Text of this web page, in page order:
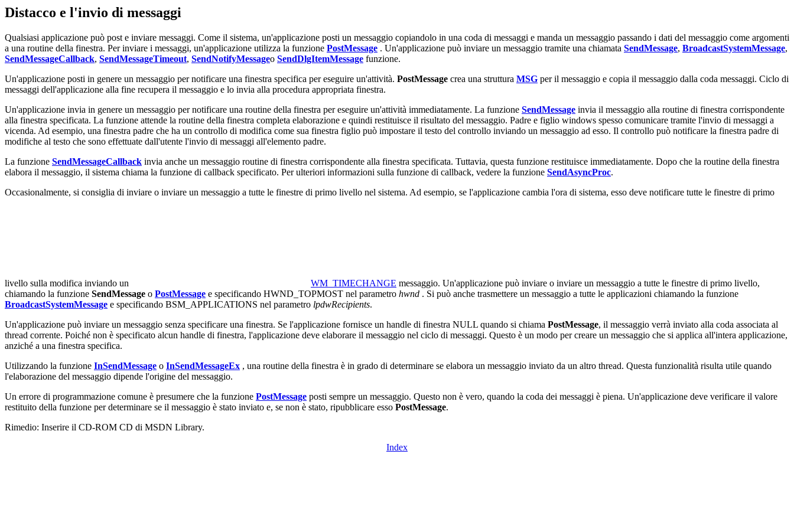
Distacco e l'invio di messaggi
Qualsiasi applicazione può post e inviare messaggi. Come il sistema, un'applicazione posti un messaggio copiandolo in una coda di messaggi e manda un messaggio passando i dati del messaggio come argomenti
a una routine della finestra. Per inviare i messaggi, un'applicazione utilizza la funzione PostMessage . Un'applicazione può inviare un messaggio tramite una chiamata SendMessage, BroadcastSystemMessage,
SendMessageCallback, SendMessageTimeout, SendNotifyMessageo SendDlgItemMessage funzione.
Un'applicazione posti in genere un messaggio per notificare una finestra specifica per eseguire un'attività. PostMessage crea una struttura MSG per il messaggio e copia il messaggio dalla coda messaggi. Ciclo di
messaggi dell'applicazione alla fine recupera il messaggio e lo invia alla procedura appropriata finestra.
Un'applicazione invia in genere un messaggio per notificare una routine della finestra per eseguire un'attività immediatamente. La funzione SendMessage invia il messaggio alla routine di finestra corrispondente
alla finestra specificata. La funzione attende la routine della finestra completa elaborazione e quindi restituisce il risultato del messaggio. Padre e figlio windows spesso comunicare tramite l'invio di messaggi a
vicenda. Ad esempio, una finestra padre che ha un controllo di modifica come sua finestra figlio può impostare il testo del controllo inviando un messaggio ad esso. Il controllo può notificare la finestra padre di
modifiche al testo che sono effettuate dall'utente l'invio di messaggi all'elemento padre.
La funzione SendMessageCallback invia anche un messaggio routine di finestra corrispondente alla finestra specificata. Tuttavia, questa funzione restituisce immediatamente. Dopo che la routine della finestra
elabora il messaggio, il sistema chiama la funzione di callback specificato. Per ulteriori informazioni sulla funzione di callback, vedere la funzione SendAsyncProc.
Occasionalmente, si consiglia di inviare o inviare un messaggio a tutte le finestre di primo livello nel sistema. Ad esempio, se l'applicazione cambia l'ora di sistema, esso deve notificare tutte le finestre di primo
livello sulla modifica inviando un WM_TIMECHANGE messaggio. Un'applicazione può inviare o inviare un messaggio a tutte le finestre di primo livello,
chiamando la funzione SendMessage o PostMessage e specificando HWND_TOPMOST nel parametro hwnd . Si può anche trasmettere un messaggio a tutte le applicazioni chiamando la funzione
BroadcastSystemMessage e specificando BSM_APPLICATIONS nel parametro lpdwRecipients.
Un'applicazione può inviare un messaggio senza specificare una finestra. Se l'applicazione fornisce un handle di finestra NULL quando si chiama PostMessage, il messaggio verrà inviato alla coda associata al
thread corrente. Poiché non è specificato alcun handle di finestra, l'applicazione deve elaborare il messaggio nel ciclo di messaggi. Questo è un modo per creare un messaggio che si applica all'intera applicazione,
anziché a una finestra specifica.
Utilizzando la funzione InSendMessage o InSendMessageEx , una routine della finestra è in grado di determinare se elabora un messaggio inviato da un altro thread. Questa funzionalità risulta utile quando
l'elaborazione del messaggio dipende l'origine del messaggio.
Un errore di programmazione comune è presumere che la funzione PostMessage posti sempre un messaggio. Questo non è vero, quando la coda dei messaggi è piena. Un'applicazione deve verificare il valore
restituito della funzione per determinare se il messaggio è stato inviato e, se non è stato, ripubblicare esso PostMessage.
Rimedio: Inserire il CD-ROM CD di MSDN Library.
Index